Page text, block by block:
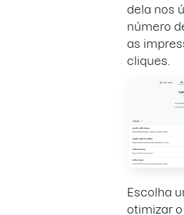
dela nos
número
as
cliques.
Escolha
otimizar o